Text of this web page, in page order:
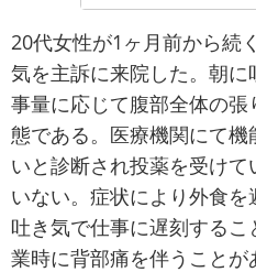
20代女性が1ヶ月前から続
気を主訴に来院した。朝
事量に応じて腹部全体の
態である。医療機関にて
いと診断され投薬を受け
いない。症状により外食
吐き気で仕事に遅刻する
業時に背部痛を伴うことが